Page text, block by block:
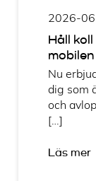
2026-
Håll
mobilen
Nu
dig som
och
[…]
Läs mer